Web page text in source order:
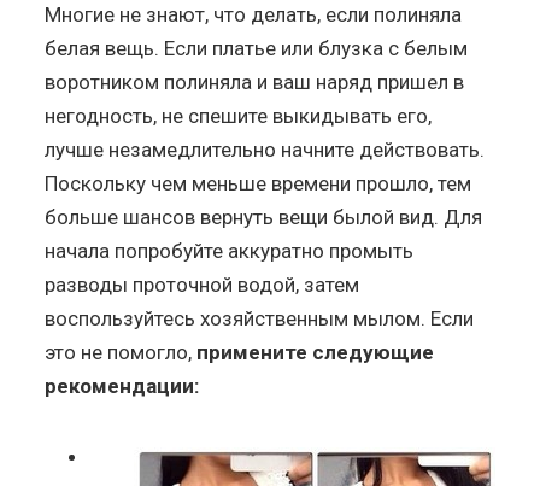
Многие не знают, что делать, если полиняла
белая вещь. Если платье или блузка с белым
воротником полиняла и ваш наряд пришел в
негодность, не спешите выкидывать его,
лучше незамедлительно начните действовать.
Поскольку чем меньше времени прошло, тем
больше шансов вернуть вещи былой вид. Для
начала попробуйте аккуратно промыть
разводы проточной водой, затем
воспользуйтесь хозяйственным мылом. Если
это не помогло, примените следующие
рекомендации: